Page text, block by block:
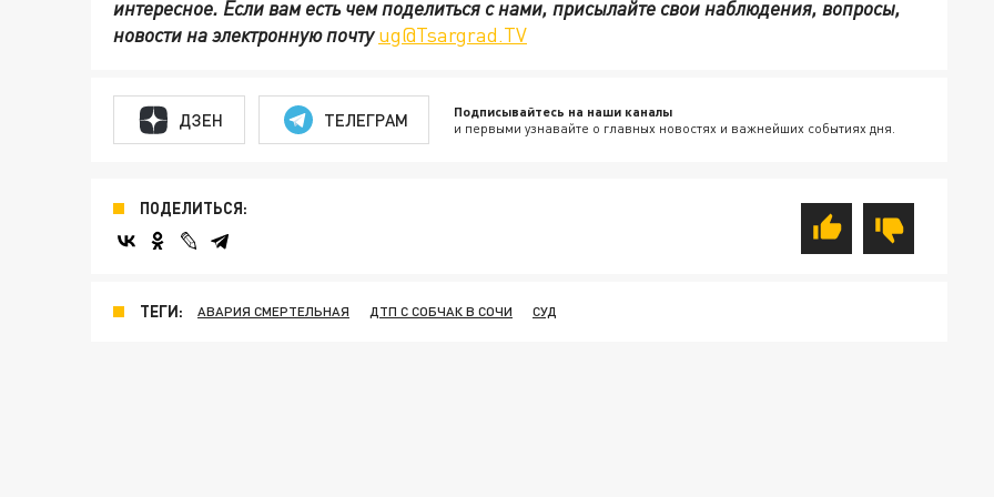
интересное. Если вам есть чем поделиться с нами, присылайте свои наблюдения, вопросы,
новости на электронную почтуug@Tsargrad.TV
ДЗЕН ТЕЛЕГРАМ Подписывайтесь на наши каналы
и первыми узнавайте о главных новостях и важнейших событиях дня.
ПОДЕЛИТЬСЯ:
ТЕГИ: АВАРИЯ СМЕРТЕЛЬНАЯ ДТП С СОБЧАК В СОЧИ СУД